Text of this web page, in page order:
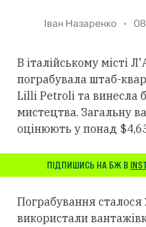
Іван Назаренко
В італійському місті
пограбувала штаб-
Lilli Petroli та винесла
мистецтва. Загальну
оцінюють у понад
ПІДПИШИСЬ НА БЖ В
Пограбування
використали